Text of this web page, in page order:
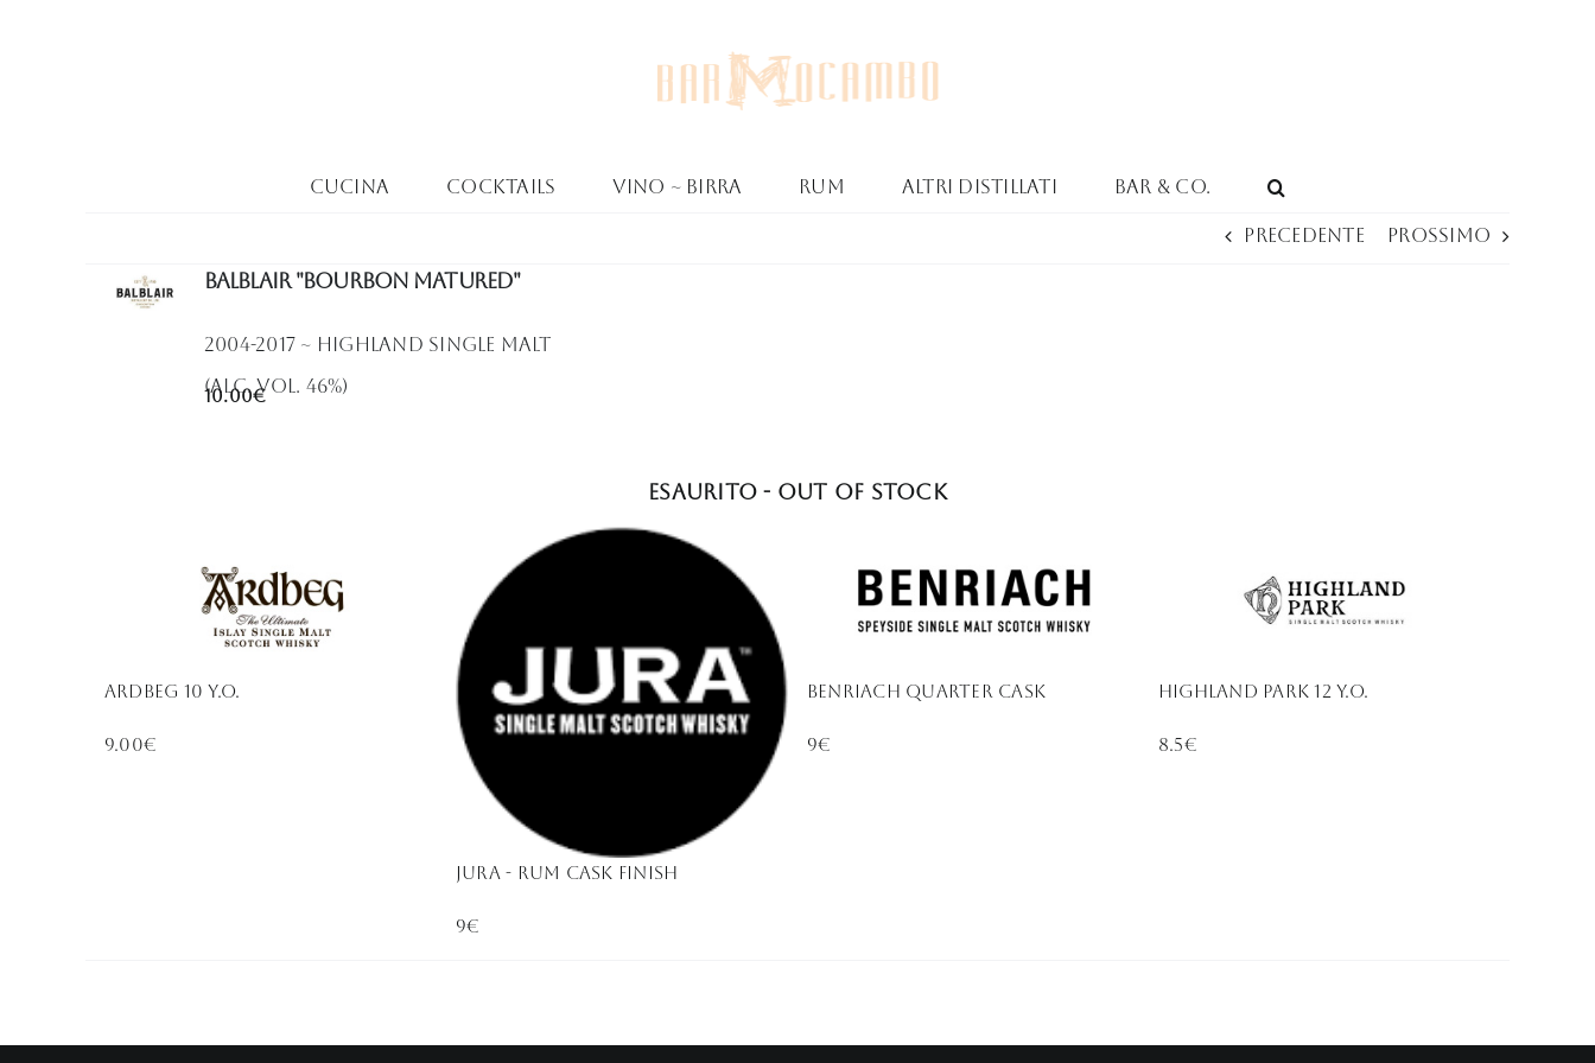
Cucina Cocktails Vino ~ Birra Rum Altri Distillati Bar & Co.
Precedente Prossimo
Balblair "Bourbon Matured"
10.00€
2004-2017 ~ Highland Single Malt
(Alc. VOl. 46%)
Esaurito - Out of stock
Ardbeg 10 Y.O.
9.00€
JURA - RUM CASK FINISH
9€
bENRIACH QUARTER CASK
9€
Highland Park 12 y.O.
8.5€